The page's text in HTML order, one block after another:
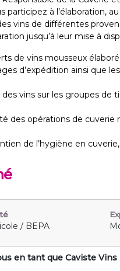
participez à l’élaboration,
vins de différentes
jusqu’à leur mise à
de vins mousseux
d’expédition ainsi que
des vins sur les groupes
des opérations de
de l’hygiène en
/ BEPA
en tant que Caviste